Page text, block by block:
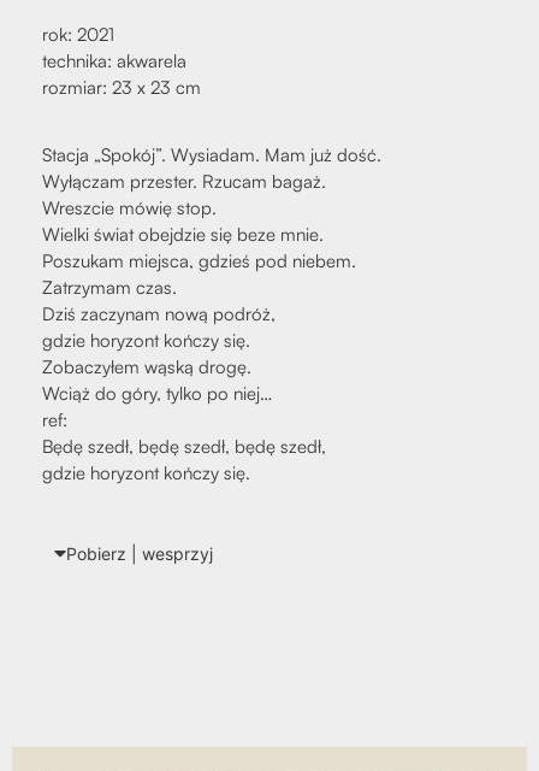
rok: 2021
tech­ni­ka: akwa­re­la
roz­miar: 23 x 23 cm
Sta­cja „Spo­kój”. Wysia­dam. Mam już dość.
Wyłą­czam prze­ster. Rzu­cam bagaż.
Wresz­cie mówię stop.
Wiel­ki świat obej­dzie się beze mnie.
Poszu­kam miej­sca, gdzieś pod nie­bem.
Zatrzy­mam czas.
Dziś zaczy­nam nową podróż,
gdzie hory­zont koń­czy się.
Zoba­czy­łem wąską dro­gę.
Wciąż do góry, tyl­ko po niej…
ref:
Będę szedł, będę szedł, będę szedł,
gdzie hory­zont koń­czy się.
Pobierz | wes­przyj